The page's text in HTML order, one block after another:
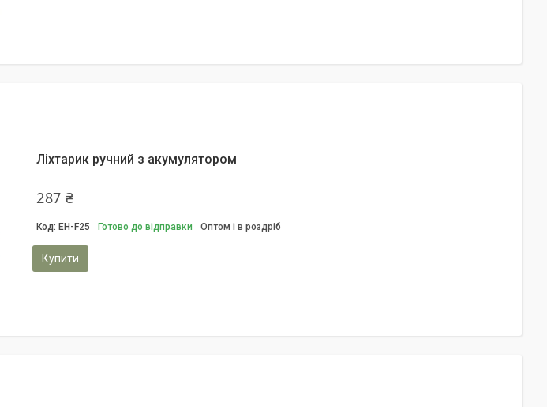
Ліхтарик ручний з акумулятором
287 ₴
EH-F25 Готово до відправки Оптом і в роздріб
Купити